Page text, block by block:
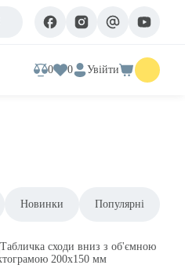
0 0 Увійти
Новинки Популярні